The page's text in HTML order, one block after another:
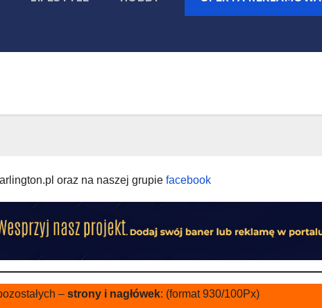
oraz na naszej grupie facebook
– strony i nagłówek: (format 930/100Px)